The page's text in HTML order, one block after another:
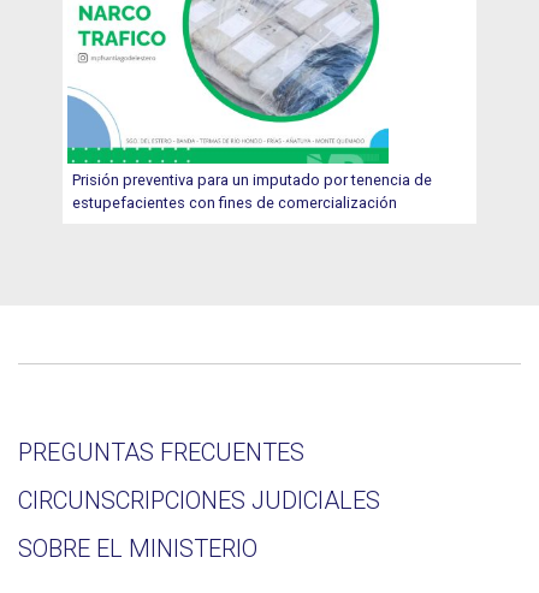
Prisión preventiva para un imputado por tenencia de
estupefacientes con fines de comercialización
PREGUNTAS FRECUENTES
CIRCUNSCRIPCIONES JUDICIALES
SOBRE EL MINISTERIO